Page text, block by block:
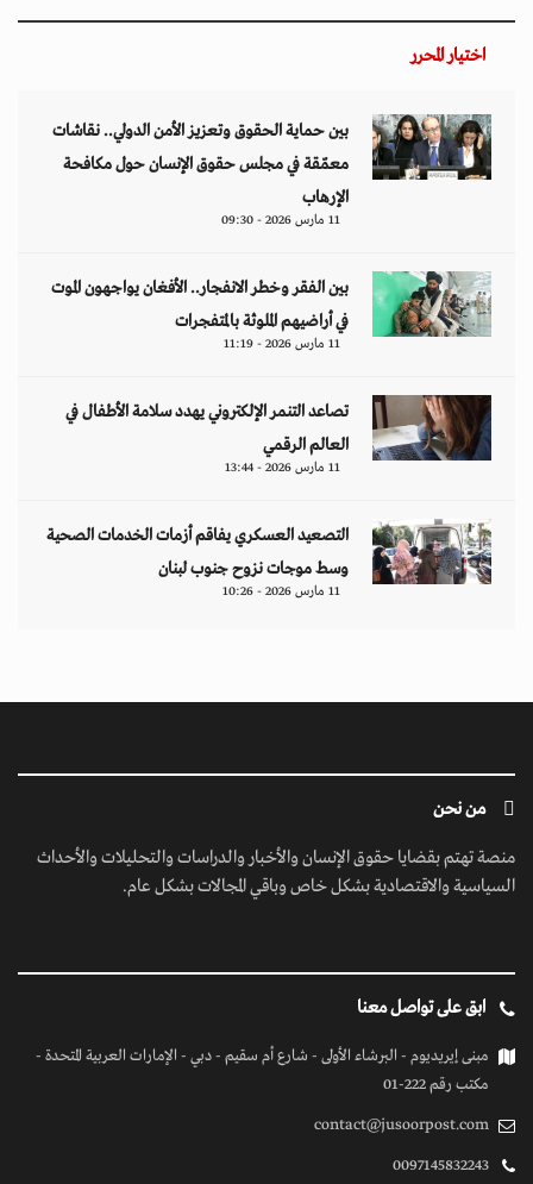
اختيار المحرر
بين حماية الحقوق وتعزيز الأمن الدولي.. نقاشات
معمّقة في مجلس حقوق الإنسان حول مكافحة
الإرهاب
11 مارس 2026 - 09:30
بين الفقر وخطر الانفجار.. الأفغان يواجهون الموت
في أراضيهم الملوثة بالمتفجرات
11 مارس 2026 - 11:19
تصاعد التنمر الإلكتروني يهدد سلامة الأطفال في
العالم الرقمي
11 مارس 2026 - 13:44
التصعيد العسكري يفاقم أزمات الخدمات الصحية
وسط موجات نزوح جنوب لبنان
11 مارس 2026 - 10:26
من نحن
منصة تهتم بقضايا حقوق الإنسان والأخبار والدراسات والتحليلات والأحداث
السياسية والاقتصادية بشكل خاص وباقي المجالات بشكل عام.
ابق على تواصل معنا
مبنى إيريديوم - البرشاء الأولى - شارع أم سقيم - دبي - الإمارات العربية المتحدة -
مكتب رقم 222-01
contact@jusoorpost.com
0097145832243